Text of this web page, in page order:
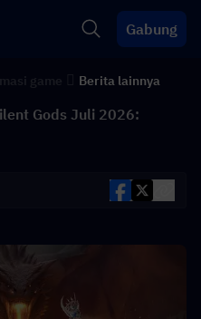
Gabung
Berita lainnya
Gods Juli 2026: